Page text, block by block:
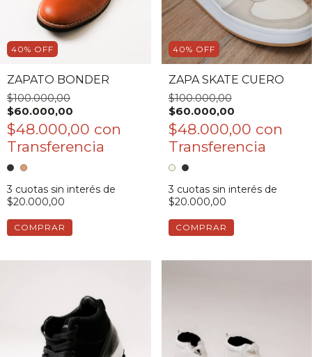
40% OFF
ZAPATO BONDER
$100.000,00
$60.000,00
$48.000,00 con
3 cuotas sin interés de
$20.000,00
COMPRAR
40% OFF
ZAPA SKATE CUERO
$100.000,00
$60.000,00
$48.000,00 con
3 cuotas sin interés de
$20.000,00
COMPRAR